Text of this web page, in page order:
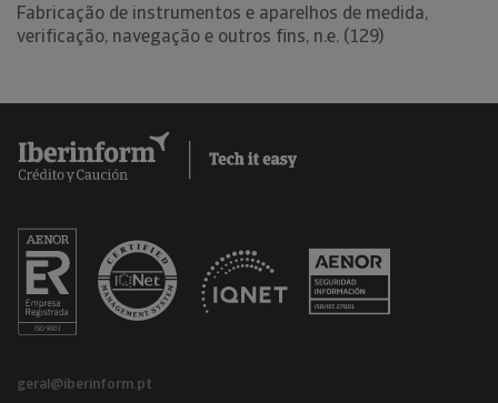
Fabricação de instrumentos e aparelhos de medida,
verificação, navegação e outros fins, n.e. (129)
geral@iberinform.pt